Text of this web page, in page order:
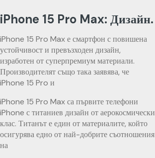
iPhone 15 Pro Max: Дизайн.
iPhone 15 Pro Max е смартфон с повишена
устойчивост и превъзходен дизайн,
изработен от суперпремиум материали.
Производителят също така заявява, че
iPhone 15 Pro и
iPhone 15 Pro Max са първите телефони
iPhone с титаниев дизайн от аерокосмически
клас. Титанът е един от материалите, който
осигурява едно от най-добрите съотношения
на